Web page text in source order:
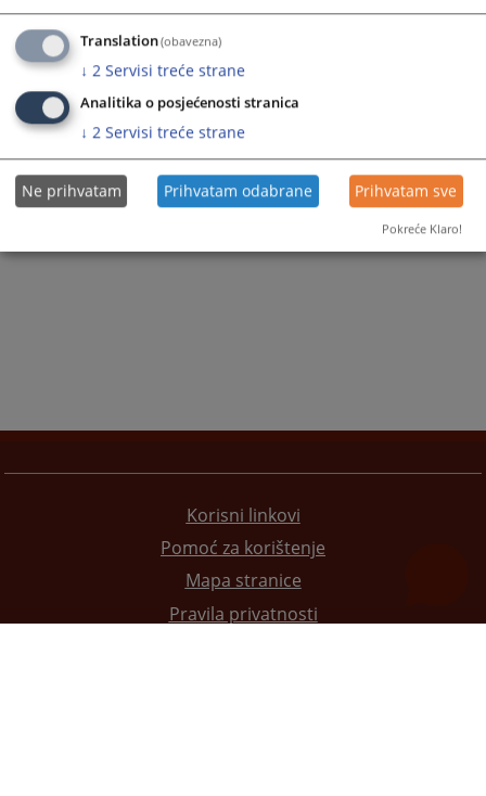
Korisni linkovi
Pomoć za korištenje
Mapa stranice
Pravila privatnosti
Translation(obavezna)
↓ 2 Servisi treće strane
Analitika o posjećenosti stranica
↓ 2 Servisi treće strane
Ne prihvatam Prihvatam odabrane Prihvatam sve
Pokreće Klaro!